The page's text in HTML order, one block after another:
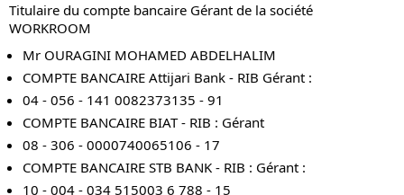
Titulaire du compte bancaire Gérant de la société
WORKROOM
Mr OURAGINI MOHAMED ABDELHALIM
COMPTE BANCAIRE Attijari Bank - RIB Gérant :
04 - 056 - 141 0082373135 - 91
COMPTE BANCAIRE BIAT - RIB : Gérant
08 - 306 - 0000740065106 - 17
COMPTE BANCAIRE STB BANK - RIB : Gérant :
10 - 004 - 034 515003 6 788 - 15